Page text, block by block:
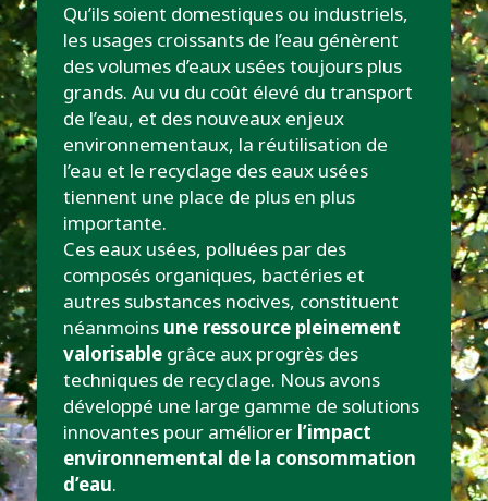
Qu’ils soient domestiques ou industriels,
les usages croissants de l’eau génèrent
des volumes d’eaux usées toujours plus
grands. Au vu du coût élevé du transport
de l’eau, et des nouveaux enjeux
environnementaux, la réutilisation de
l’eau et le recyclage des eaux usées
tiennent une place de plus en plus
importante.
Ces eaux usées, polluées par des
composés organiques, bactéries et
autres substances nocives, constituent
néanmoins une ressource pleinement
valorisable grâce aux progrès des
techniques de recyclage. Nous avons
développé une large gamme de solutions
innovantes pour améliorer l’impact
environnemental de la consommation
d’eau.